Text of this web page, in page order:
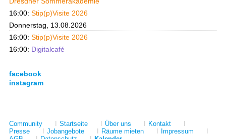
16:00: Stip(p)Visite 2026
Donnerstag, 13.08.2026
16:00: Stip(p)Visite 2026
16:00: Digitalcafé
facebook
instagram
Community Startseite Über uns Kontakt
Presse
Jobangebote Räume mieten Impressum